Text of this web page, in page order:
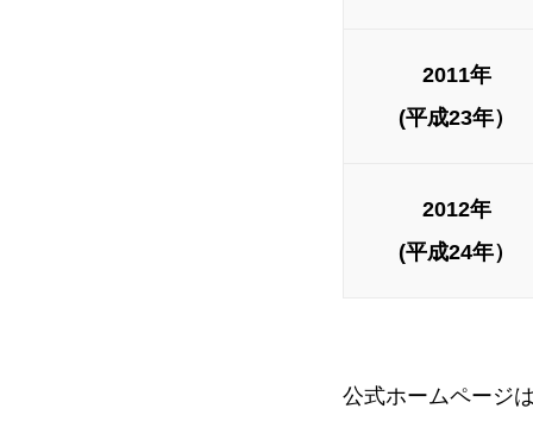
2011年
(平成23年）
2012年
(平成24年）
公式ホームページ